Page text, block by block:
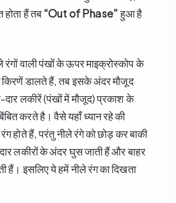
हैं तब“Out of Phase”हुआ है
रंगों वाली पंखों के ऊपर माइक्रोस्कोप के
डालते हैं, तब इसके अंदर मौजूद
दार लकीरें (पंखों में मौजूद) प्रकाश के
करते है। वैसे यहाँ ध्यान रहे की
होते हैं, परंतु नीले रंगे को छोड़ कर बाकी
लकीरों के अंदर घुस जाती हैं और बाहर
हैं। इसलिए ये हमें नीले रंग का दिखता